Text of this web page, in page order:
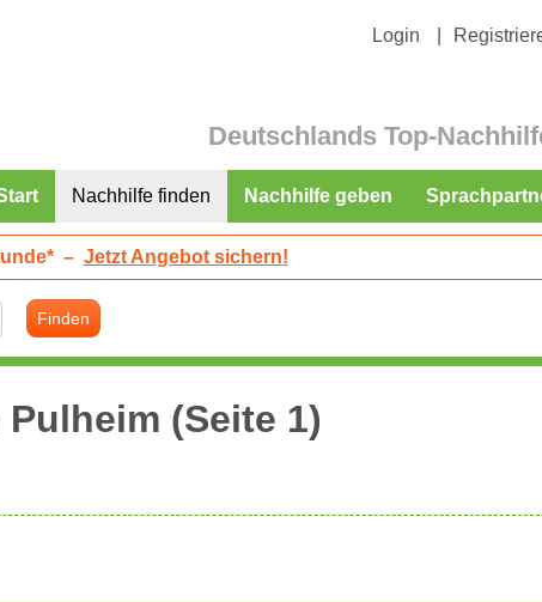
Login
Deutschlands Top-
Nachhilfe finden Nachhilfe geben
– Jetzt Angebot sichern!
Finden
Pulheim (Seite 1)